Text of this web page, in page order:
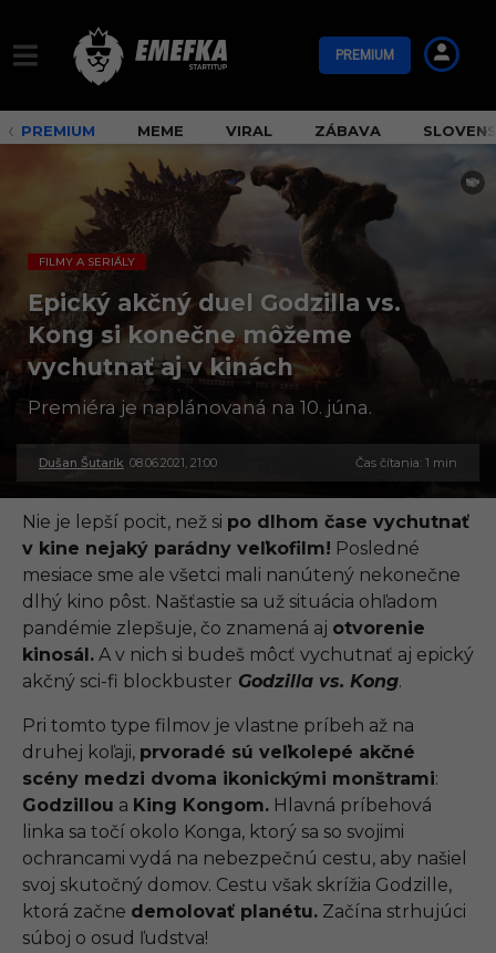
PREMIUM
PREMIUM MEME VIRAL ZÁBAVA
FILMY A SERIÁLY
Epický akčný duel Godzilla vs.
Kong si konečne môžeme
vychutnať aj v kinách
Premiéra je naplánovaná na 10. júna.
Dušan Šutarík 08.06.2021, 21:00
3
0
.
0
.
2
2
1
1
1
Čas čítania: 1 min
Nie je lepší pocit, než si po dlhom čase vychutnať
v kine nejaký parádny veľkofilm! Posledné
mesiace sme ale všetci mali nanútený nekonečne
dlhý kino pôst. Našťastie sa už situácia ohľadom
pandémie zlepšuje, čo znamená aj otvorenie
kinosál. A v nich si budeš môcť vychutnať aj epický
akčný sci-fi blockbuster Godzilla vs. Kong.
Pri tomto type filmov je vlastne príbeh až na
druhej koľaji, prvoradé sú veľkolepé akčné
scény medzi dvoma ikonickými monštrami:
Godzillou a King Kongom. Hlavná príbehová
linka sa točí okolo Konga, ktorý sa so svojimi
ochrancami vydá na nebezpečnú cestu, aby našiel
svoj skutočný domov. Cestu však skrížia Godzille,
ktorá začne demolovať planétu. Začína strhujúci
súboj o osud ľudstva!